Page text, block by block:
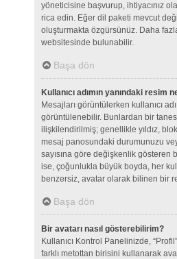
yöneticisine başvurup, ihtiyacınız
rica edin. Eğer dil paketi mevcut
oluşturmakta özgürsünüz. Daha
websitesinde bulunabilir.
Başa dön
Kullanıcı adımın yanındaki resim
Mesajları görüntülerken kullanıcı
görüntülenebilir. Bunlardan bir
ilişkilendirilmiş; genellikle yıldız,
mesaj panosundaki durumunuzu
sayısına göre değişkenlik gösteren
ise, çoğunlukla büyük boyda, her
benzersiz, avatar olarak bilinen bir
Başa dön
Bir avatarı nasıl gösterebilirim?
Kullanıcı Kontrol Panelinizde,
farklı metottan birisini kullanarak